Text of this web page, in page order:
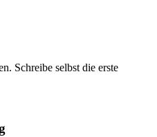
Schreibe selbst die erste